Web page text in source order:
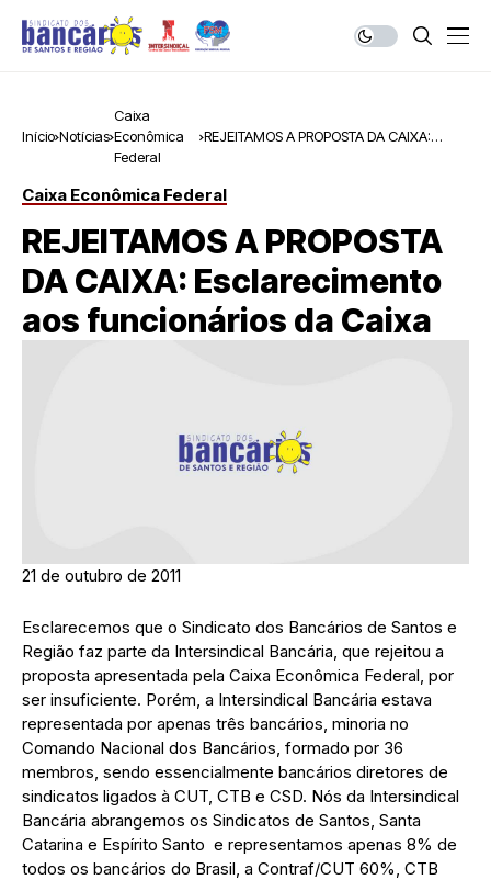
Início Notícias
Caixa
Econômica
Federal
REJEITAMOS A PROPOSTA DA CAIXA:
Caixa Econômica Federal
REJEITAMOS A PROPOSTA
DA CAIXA: Esclarecimento
aos funcionários da Caixa
21 de outubro de 2011
Esclarecemos que o Sindicato dos Bancários de Santos e
Região faz parte da Intersindical Bancária, que rejeitou a
proposta apresentada pela Caixa Econômica Federal, por
ser insuficiente. Porém, a Intersindical Bancária estava
representada por apenas três bancários, minoria no
Comando Nacional dos Bancários, formado por 36
membros, sendo essencialmente bancários diretores de
sindicatos ligados à CUT, CTB e CSD. Nós da Intersindical
Bancária abrangemos os Sindicatos de Santos, Santa
Catarina e Espírito Santo e representamos apenas 8% de
todos os bancários do Brasil, a Contraf/CUT 60%, CTB